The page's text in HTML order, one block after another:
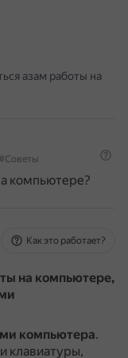
азам работы на
#Советы
компьютере?
Как это работает?
на компьютере,
компьютера.
клавиатуры,